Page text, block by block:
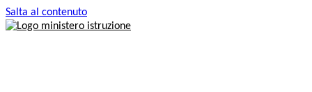
Salta al contenuto